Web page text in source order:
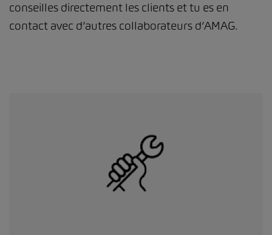
conseilles directement les clients et tu es en
contact avec d’autres collaborateurs d’AMAG.